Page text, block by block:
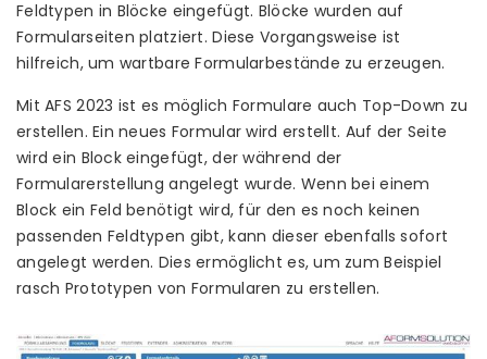
Feldtypen in Blöcke eingefügt. Blöcke wurden auf
Formularseiten platziert. Diese Vorgangsweise ist
hilfreich, um wartbare Formularbestände zu erzeugen.
Mit AFS 2023 ist es möglich Formulare auch Top-Down zu
erstellen. Ein neues Formular wird erstellt. Auf der Seite
wird ein Block eingefügt, der während der
Formularerstellung angelegt wurde. Wenn bei einem
Block ein Feld benötigt wird, für den es noch keinen
passenden Feldtypen gibt, kann dieser ebenfalls sofort
angelegt werden. Dies ermöglicht es, um zum Beispiel
rasch Prototypen von Formularen zu erstellen.